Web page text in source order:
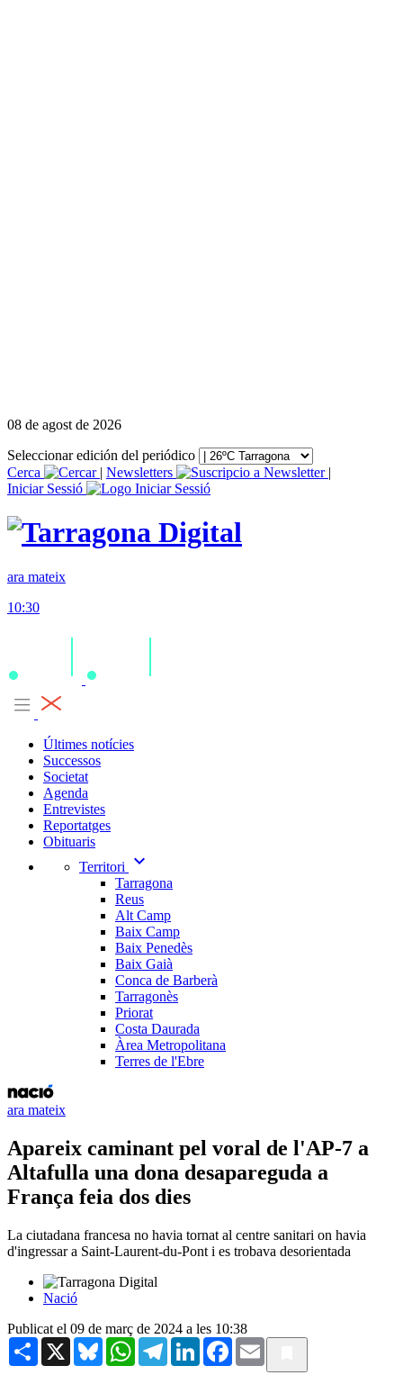
08 de agost de 2026
Seleccionar edición del periódico
Cerca
| Newsletters
|
Iniciar Sessió
ara mateix
10:30
Últimes notícies
Successos
Societat
Agenda
Entrevistes
Reportatges
Obituaris
Territori
expand_more
Tarragona
Reus
Alt Camp
Baix Camp
Baix Penedès
Baix Gaià
Conca de Barberà
Tarragonès
Priorat
Costa Daurada
Àrea Metropolitana
Terres de l'Ebre
ara mateix
Apareix caminant pel voral de l'AP-7 a
Altafulla una dona desapareguda a
França feia dos dies
La ciutadana francesa no havia tornat al centre sanitari on havia
d'ingressar a Saint-Laurent-du-Pont i es trobava desorientada
Nació
Publicat el 09 de març de 2024 a les 10:38
Share X BlueskyWhatsAppTelegramLinkedInFacebook
Email